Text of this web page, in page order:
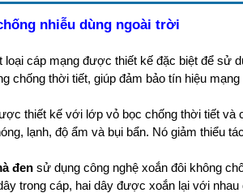
nhiễu dùng ngoài trời
loại cáp mạng được thiết kế đặc biệt để sử
chống thời tiết, giúp đảm bảo tín hiệu
thiết kế với lớp vỏ bọc chống thời tiết và
lạnh, độ ẩm và bụi bẩn. Nó giảm thiểu
đen sử dụng công nghệ xoắn đôi không
trong cáp, hai dây được xoắn lại với